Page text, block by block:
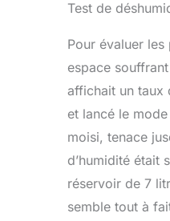
Test de
Pour évaluer les
espace
affichait un taux
et lancé le
moisi, tenace
d’humidité était
réservoir de 7
semble tout à